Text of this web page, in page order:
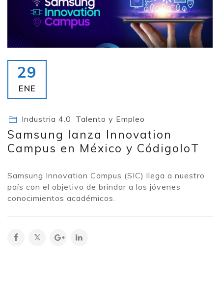
29
ENE
Industria 4.0, Talento y Empleo
Samsung lanza Innovation
Campus en México y CódigoIoT
Samsung Innovation Campus (SIC) llega a nuestro
país con el objetivo de brindar a los jóvenes
conocimientos académicos.